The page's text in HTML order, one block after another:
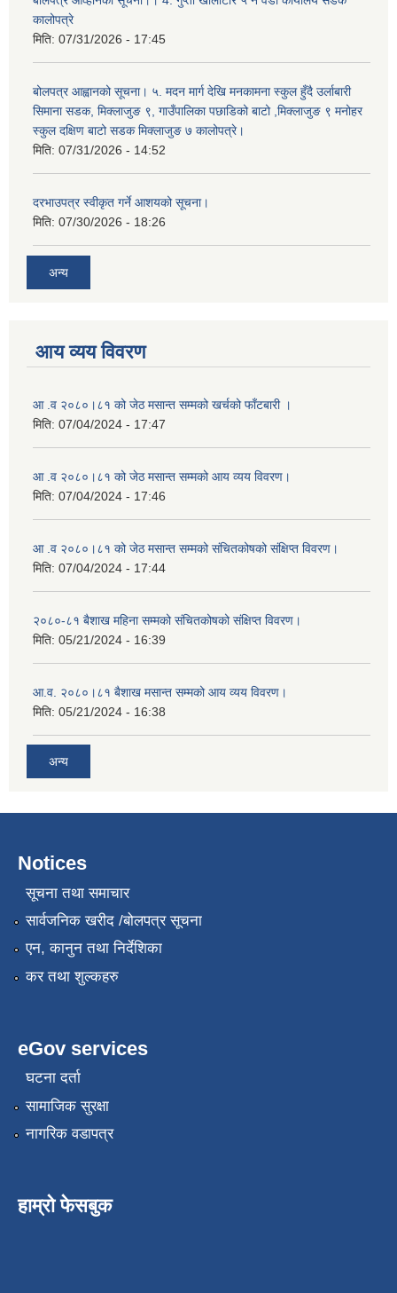
कालोपत्रे
मिति: 07/31/2026 - 17:45
बोलपत्र आह्वानको सूचना। ५. मदन मार्ग देखि मनकामना स्कुल हुँदै उर्लाबारी
सिमाना सडक, मिक्लाजुङ ९, गाउँपालिका पछाडिको बाटो ,मिक्लाजुङ ९ मनोहर
स्कुल दक्षिण बाटो सडक मिक्लाजुङ ७ कालोपत्रे।
मिति: 07/31/2026 - 14:52
दरभाउपत्र स्वीकृत गर्ने आशयको सूचना।
मिति: 07/30/2026 - 18:26
अन्य
आय व्यय विवरण
आ .व २०८०।८१ को जेठ मसान्त सम्मको खर्चको फाँटबारी ।
मिति: 07/04/2024 - 17:47
आ .व २०८०।८१ को जेठ मसान्त सम्मको आय व्यय विवरण।
मिति: 07/04/2024 - 17:46
आ .व २०८०।८१ को जेठ मसान्त सम्मको संचितकोषको संक्षिप्त विवरण।
मिति: 07/04/2024 - 17:44
२०८०-८१ बैशाख महिना सम्मको संचितकोषको संक्षिप्त विवरण।
मिति: 05/21/2024 - 16:39
आ.व. २०८०।८१ बैशाख मसान्त सम्मको आय व्यय विवरण।
मिति: 05/21/2024 - 16:38
अन्य
Notices
सूचना तथा समाचार
सार्वजनिक खरीद /बोलपत्र सूचना
एन, कानुन तथा निर्देशिका
कर तथा शुल्कहरु
eGov services
घटना दर्ता
सामाजिक सुरक्षा
नागरिक वडापत्र
हाम्रो फेसबुक